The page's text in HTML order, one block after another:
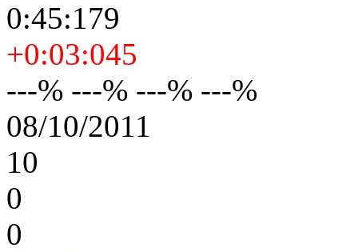
0:45:179
+0:03:045
---% ---% ---% ---%
08/10/2011
10
0
0